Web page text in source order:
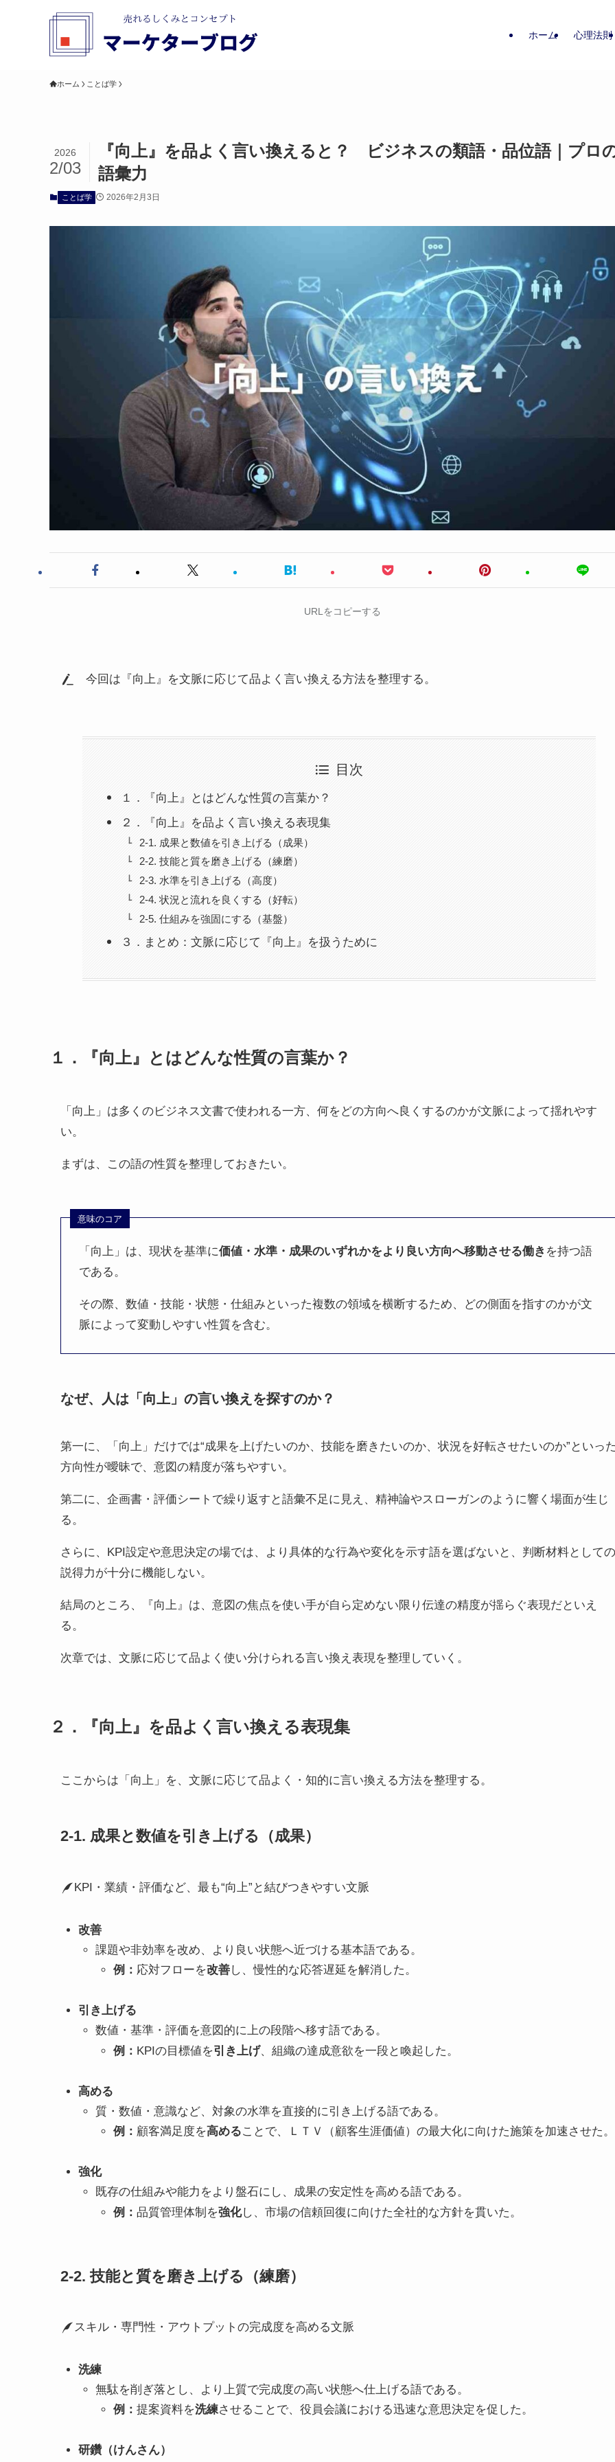
ホーム 心理法則
ホーム ことば学
『向上』を品よく言い換えると？ ビジネスの類語・品位語｜プロ
語彙力
2026
2/03
ことば学 2026年2月3日
URLをコピーする
今回は『向上』を文脈に応じて品よく言い換える方法を整理する。
目次
１．『向上』とはどんな性質の言葉か？
２．『向上』を品よく言い換える表現集
2-1. 成果と数値を引き上げる（成果）
2-2. 技能と質を磨き上げる（練磨）
2-3. 水準を引き上げる（高度）
2-4. 状況と流れを良くする（好転）
2-5. 仕組みを強固にする（基盤）
３．まとめ：文脈に応じて『向上』を扱うために
１．『向上』とはどんな性質の言葉か？
「向上」は多くのビジネス文書で使われる一方、何をどの方向へ良くするのかが文脈によって揺れやす
い。
まずは、この語の性質を整理しておきたい。
意味のコア
「向上」は、現状を基準に価値・水準・成果のいずれかをより良い方向へ移動させる働き を持つ語
である。
その際、数値・技能・状態・仕組みといった複数の領域を横断するため、どの側面を指すのかが文
脈によって変動しやすい性質を含む。
なぜ、人は「向上」の言い換えを探すのか？
第一に、「向上」だけでは“成果を上げたいのか、技能を磨きたいのか、状況を好転させたいのか”といっ
方向性が曖昧で、意図の精度が落ちやすい。
第二に、企画書・評価シートで繰り返すと語彙不足に見え、精神論やスローガンのように響く場面が生じ
る。
さらに、KPI設定や意思決定の場では、より具体的な行為や変化を示す語を選ばないと、判断材料としての
説得力が十分に機能しない。
結局のところ、『向上』は、意図の焦点を使い手が自ら定めない限り伝達の精度が揺らぐ表現だといえ
る。
次章では、文脈に応じて品よく使い分けられる言い換え表現を整理していく。
２．『向上』を品よく言い換える表現集
ここからは「向上」を、文脈に応じて品よく・知的に言い換える方法を整理する。
2-1. 成果と数値を引き上げる（成果）
KPI・業績・評価など、最も“向上”と結びつきやすい文脈
改善
課題や非効率を改め、より良い状態へ近づける基本語である。
例： 応対フローを改善し、慢性的な応答遅延を解消した。
引き上げる
数値・基準・評価を意図的に上の段階へ移す語である。
例： KPIの目標値を引き上げ、組織の達成意欲を一段と喚起した。
高める
質・数値・意識など、対象の水準を直接的に引き上げる語である。
例： 顧客満足度を高めることで、ＬＴＶ（顧客生涯価値）の最大化に向けた施策を加速させた。
強化
既存の仕組みや能力をより盤石にし、成果の安定性を高める語である。
例： 品質管理体制を強化し、市場の信頼回復に向けた全社的な方針を貫いた。
2-2. 技能と質を磨き上げる（練磨）
スキル・専門性・アウトプットの完成度を高める文脈
洗練
無駄を削ぎ落とし、より上質で完成度の高い状態へ仕上げる語である。
例： 提案資料を洗練させることで、役員会議における迅速な意思決定を促した。
研鑽（けんさん）